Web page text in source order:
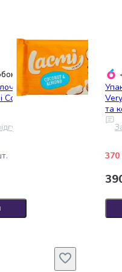
шоколаду
Coconut&Almond
та
370